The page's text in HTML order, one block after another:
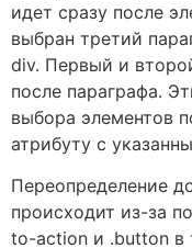
идет сразу после
выбран третий
div. Первый и
после параграфа.
выбора элементов
атрибуту с
Переопределение
происходит из-за
to-action и .button в